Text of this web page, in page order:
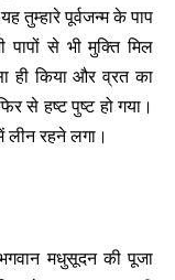
तुम्हारे पूर्वजन्म के पाप
से भी मुक्ति मिल
ही किया और व्रत का
से हष्ट पुष्ट हो गया।
लीन रहने लगा।
मधुसूदन की पूजा